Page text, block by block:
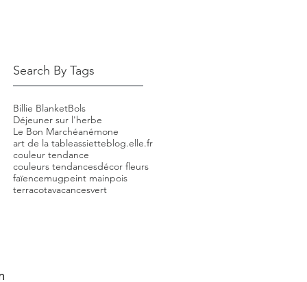
Search By Tags
Billie BlanketBols
Déjeuner sur l'herbe
Le Bon Marchéanémone
art de la tableassietteblog.elle.fr
couleur tendance
couleurs tendancesdécor fleurs
faïencemugpeint mainpois
terracotavacancesvert